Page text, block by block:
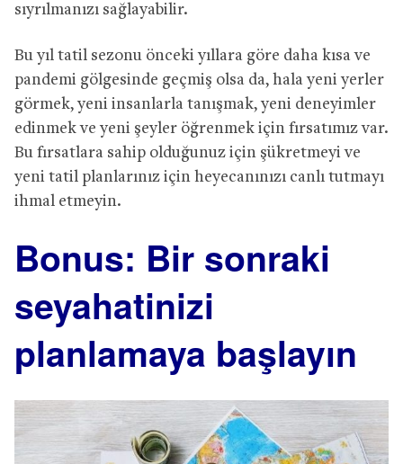
sıyrılmanızı sağlayabilir.
Bu yıl tatil sezonu önceki yıllara göre daha kısa ve
pandemi gölgesinde geçmiş olsa da, hala yeni yerler
görmek, yeni insanlarla tanışmak, yeni deneyimler
edinmek ve yeni şeyler öğrenmek için fırsatımız var.
Bu fırsatlara sahip olduğunuz için şükretmeyi ve
yeni tatil planlarınız için heyecanınızı canlı tutmayı
ihmal etmeyin.
Bonus: Bir sonraki
seyahatinizi
planlamaya başlayın